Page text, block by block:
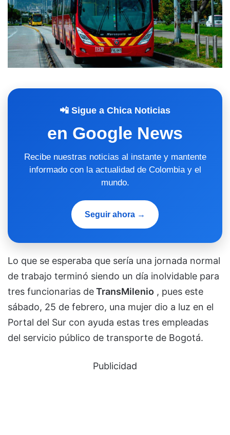
📲 Sigue a Chica Noticias
en Google News
Recibe nuestras noticias al instante y mantente
informado con la actualidad de Colombia y el
mundo.
Seguir ahora →
Lo que se esperaba que sería una jornada normal
de trabajo terminó siendo un día inolvidable para
tres funcionarias deTransMilenio , pues este
sábado, 25 de febrero, una mujer dio a luz en el
Portal del Sur con ayuda estas tres empleadas
del servicio público de transporte de Bogotá.
Publicidad